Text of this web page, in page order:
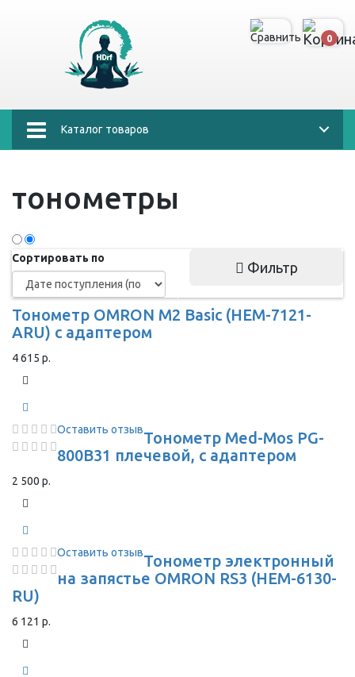
0
Каталог товаров
тонометры
Сортировать по
Фильтр
Тонометр OMRON M2 Basic (HEM-7121-
ARU) с адаптером
4 615 р.
Оставить отзывТонометр Med-Mos PG-
800B31 плечевой, с адаптером
2 500 р.
Оставить отзывТонометр электронный
на запястье OMRON RS3 (HEM-6130-
RU)
6 121 р.